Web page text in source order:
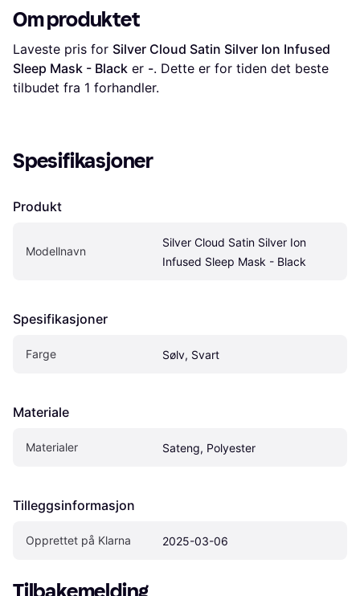
Om produktet
Laveste pris for Silver Cloud Satin Silver Ion Infused
Sleep Mask - Black er -. Dette er for tiden det beste
tilbudet fra 1 forhandler.
Spesifikasjoner
Produkt
Modellnavn
Silver Cloud Satin Silver Ion
Infused Sleep Mask - Black
Spesifikasjoner
Farge Sølv, Svart
Materiale
Materialer Sateng, Polyester
Tilleggsinformasjon
Opprettet på Klarna 2025-03-06